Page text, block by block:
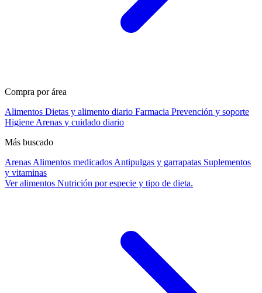
Compra por área
Alimentos Dietas y alimento diario Farmacia Prevención y soporte
Higiene Arenas y cuidado diario
Más buscado
Arenas Alimentos medicados Antipulgas y garrapatas Suplementos
y vitaminas
Ver alimentos Nutrición por especie y tipo de dieta.